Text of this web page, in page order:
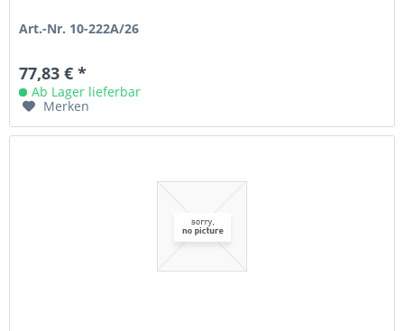
Art.-Nr. 10-222A/26
77,83 € *
Ab Lager lieferbar
Merken